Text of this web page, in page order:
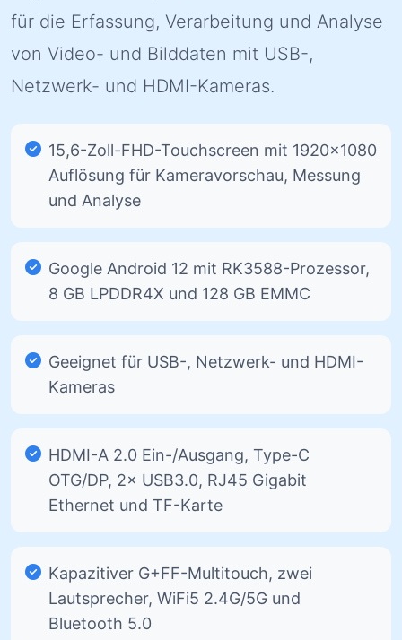
für die Erfassung, Verarbeitung und Analyse
von Video- und Bilddaten mit USB-,
Netzwerk- und HDMI-Kameras.
15,6-Zoll-FHD-Touchscreen mit 1920×1080
Auflösung für Kameravorschau, Messung
und Analyse
Google Android 12 mit RK3588-Prozessor,
8 GB LPDDR4X und 128 GB EMMC
Geeignet für USB-, Netzwerk- und HDMI-
Kameras
HDMI-A 2.0 Ein-/Ausgang, Type-C
OTG/DP, 2× USB3.0, RJ45 Gigabit
Ethernet und TF-Karte
Kapazitiver G+FF-Multitouch, zwei
Lautsprecher, WiFi5 2.4G/5G und
Bluetooth 5.0